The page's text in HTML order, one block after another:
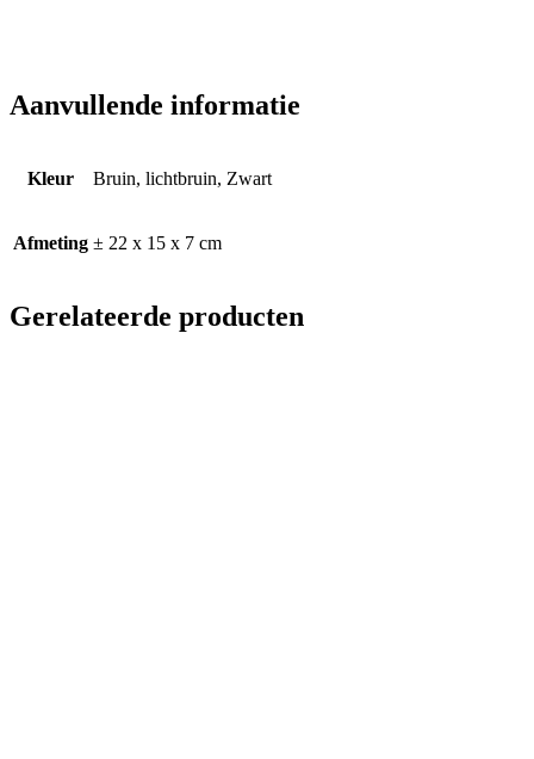
Aanvullende informatie
Kleur Bruin, lichtbruin, Zwart
Afmeting ± 22 x 15 x 7 cm
Gerelateerde producten